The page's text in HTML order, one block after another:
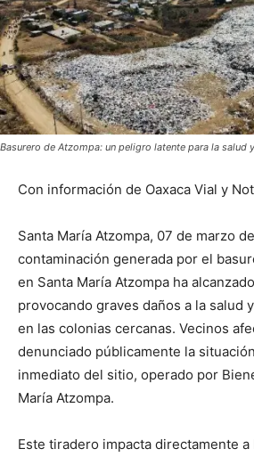
Basurero de Atzompa: un peligro latente para la salud
Con información de Oaxaca Vial y
Santa María Atzompa, 07 de marzo
contaminación generada por el
en Santa María Atzompa ha
provocando graves daños a la salud
en las colonias cercanas. Vecinos
denunciado públicamente la
inmediato del sitio, operado por
María Atzompa.
Este tiradero impacta directamente a